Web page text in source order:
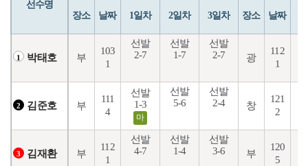
선수명
장소 날짜 1일차 2일차 3일차 장소 날짜
1 박태호 부
103
1
선발
2-7
선발
1-7
선발
2-7
광
112
1
2 김준호 부
111
4
선발
1-3
마
선발
5-6
선발
2-4
창
121
2
3 김재환 부
112
1
선발
4-7
선발
1-4
선발
3-6
부
120
5